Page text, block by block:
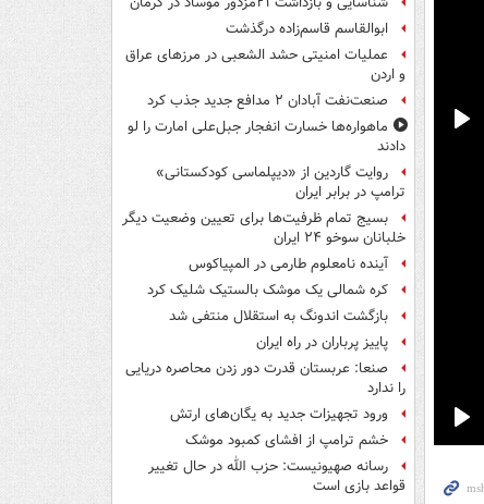
ابوالقاسم قاسم‌زاده درگذشت
عملیات امنیتی حشد الشعبی در مرزهای عراق
و اردن
صنعت‌نفت آبادان ۲ مدافع جدید جذب کرد
ماهواره‌ها خسارت انفجار جبل‌علی امارت را لو
دادند
روایت گاردین از «دیپلماسی کودکستانی»
ترامپ در برابر ایران
بسیج تمام ظرفیت‌ها برای تعیین وضعیت دیگر
خلبانان سوخو ۲۴ ایران
آینده نامعلوم طارمی در المپیاکوس
کره شمالی یک موشک بالستیک شلیک کرد
بازگشت اندونگ به استقلال منتفی شد
پاییز پرباران در راه ایران
صنعا: عربستان قدرت دور زدن محاصره دریایی
را ندارد
ورود تجهیزات جدید به یگان‌های ارتش
خشم ترامپ از افشای کمبود موشک
رسانه صهیونیست: حزب الله در حال تغییر
قواعد بازی است